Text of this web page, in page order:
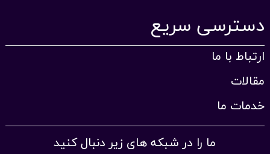
دسترسی سریع
ارتباط با ما
مقالات
خدمات ما
ما را در شبکه های زیر دنبال کنید